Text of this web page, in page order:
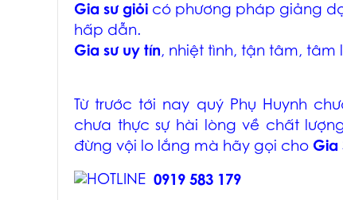
Gia sư giỏi có phương pháp giảng
hấp dẫn.
Gia sư uy tín, nhiệt tình, tận tâm, tâm
Từ trước tới nay quý Phụ Huynh
chưa thực sự hài lòng về chất
đừng vội lo lắng mà hãy gọi cho Gia
0919 583 179